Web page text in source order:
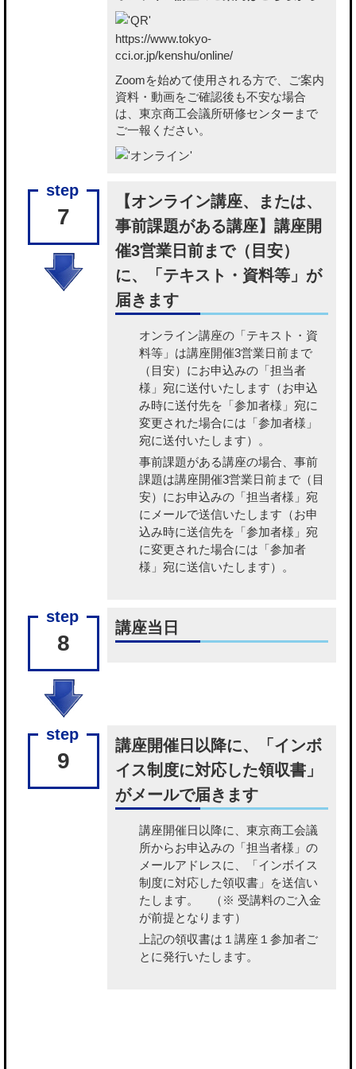
https://www.tokyo-
cci.or.jp/kenshu/online/
Zoomを始めて使用される方で、ご案内
資料・動画をご確認後も不安な場合
は、東京商工会議所研修センターまで
ご一報ください。
7
【オンライン講座、または、
事前課題がある講座】講座開
催3営業日前まで（目安）
に、「テキスト・資料等」が
届きます
オンライン講座の「テキスト・資
料等」 は講座開催3営業日前まで
（目安）にお申込みの「担当者
様」宛に送付いたします（お申込
み時に送付先を「参加者様」宛に
変更された場合には「参加者様」
宛に送付いたします）。
事前課題がある講座の場合、事前
課題は講座開催3営業日前まで（目
安）にお申込みの「担当者様」宛
にメールで送信いたします（お申
込み時に送信先を「参加者様」宛
に変更された場合には「参加者
様」宛に送信いたします）。
8
講座当日
9
講座開催日以降に、「インボ
イス制度に対応した領収書」
がメールで届きます
講座開催日以降に、東京商工会議
所からお申込みの「担当者様」の
メールアドレスに、「インボイス
制度に対応した領収書」を送信い
たします。
（※ 受講料のご入金
が前提となります）
上記の領収書は１講座１参加者ご
とに発行いたします。